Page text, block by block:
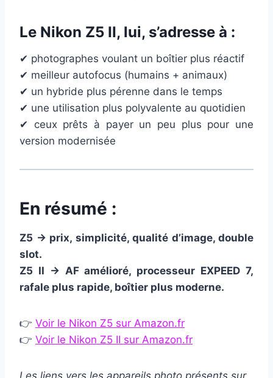
Le Nikon Z5 II, lui, s’adresse à :
✔ photographes voulant un boîtier plus réactif
✔ meilleur autofocus (humains + animaux)
✔ un hybride plus pérenne dans le temps
✔ une utilisation plus polyvalente au quotidien
✔ ceux prêts à payer un peu plus pour une
version modernisée
En résumé :
Z5 → prix, simplicité, qualité d’image, double
slot.
Z5 II → AF amélioré, processeur EXPEED 7,
rafale plus rapide, boîtier plus moderne.
👉 Voir le Nikon Z5 sur Amazon.fr
👉 Voir le Nikon Z5 II sur Amazon.fr